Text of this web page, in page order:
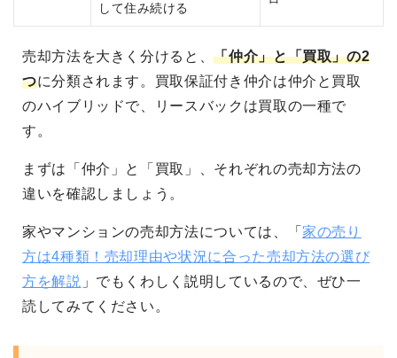
して住み続ける
売却方法を大きく分けると、「仲介」と「買取」の2
つに分類されます。買取保証付き仲介は仲介と買取
のハイブリッドで、リースバックは買取の一種で
す。
まずは「仲介」と「買取」、それぞれの売却方法の
違いを確認しましょう。
家やマンションの売却方法については、「 家の売り
方は4種類！売却理由や状況に合った売却方法の選び
方を解説 」でもくわしく説明しているので、ぜひ一
読してみてください。